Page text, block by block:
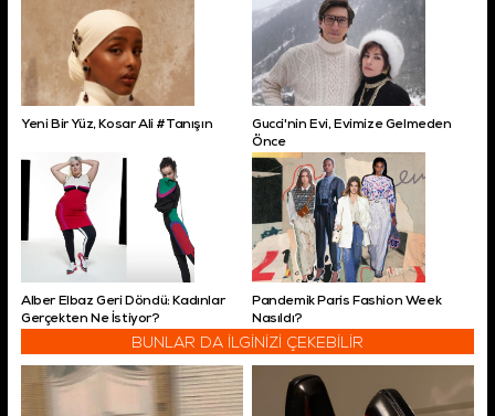
Yeni Bir Yüz, Kosar Ali #Tanışın
Gucci'nin Evi, Evimize Gelmeden
Önce
Alber Elbaz Geri Döndü: Kadınlar
Gerçekten Ne İstiyor?
Pandemik Paris Fashion Week
Nasıldı?
BUNLAR DA İLGİNİZİ ÇEKEBİLİR